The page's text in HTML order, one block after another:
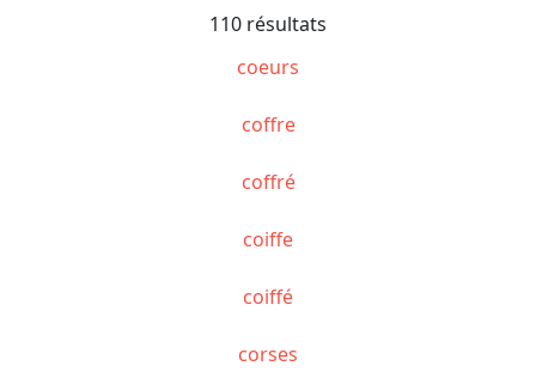
110 résultats
coeurs
coffre
coffré
coiffe
coiffé
corses